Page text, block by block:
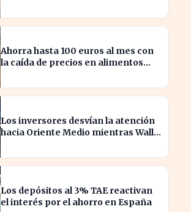
Ahorra hasta 100 euros al mes con
la caída de precios en alimentos
Los inversores desvían la atención
hacia Oriente Medio mientras Wall
Los depósitos al 3% TAE reactivan
el interés por el ahorro en España